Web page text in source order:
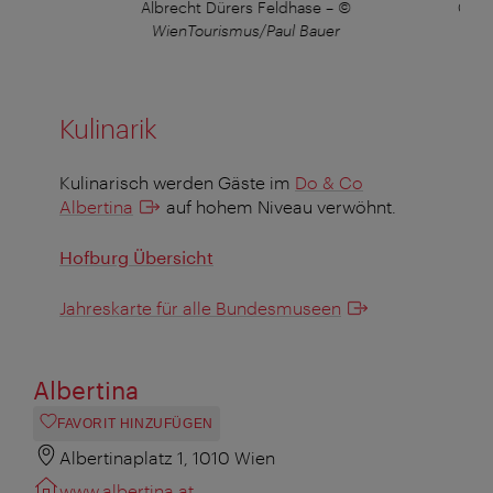
Albrecht Dürers Feldhase – ©
WienTourismus/Paul Bauer
Kulinarik
Kulinarisch werden Gäste im Do & Co
Albertina
auf hohem Niveau verwöhnt.
Hofburg Übersicht
Jahreskarte für alle Bundesmuseen
Albertina
FAVORIT HINZUFÜGEN
Albertinaplatz 1, 1010 Wien